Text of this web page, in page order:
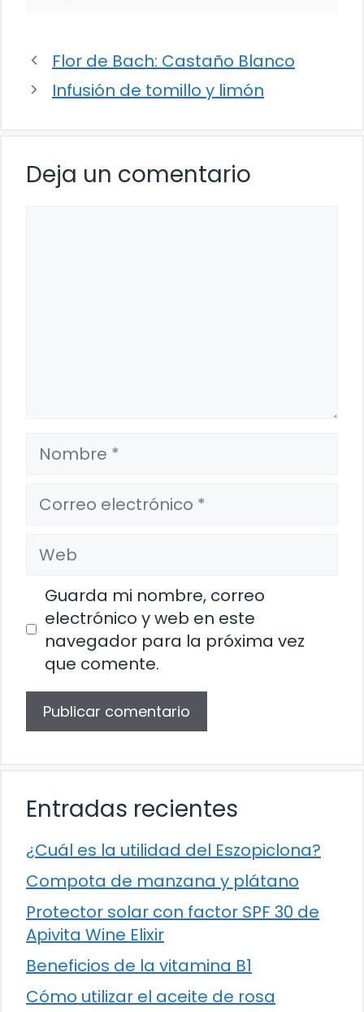
Flor de Bach: Castaño Blanco
Infusión de tomillo y limón
Deja un comentario
Nombre
Correo
electrónico
Web
Guarda mi nombre, correo
electrónico y web en este
navegador para la próxima vez
que comente.
Entradas recientes
¿Cuál es la utilidad del Eszopiclona?
Compota de manzana y plátano
Protector solar con factor SPF 30 de
Apivita Wine Elixir
Beneficios de la vitamina B1
Cómo utilizar el aceite de rosa